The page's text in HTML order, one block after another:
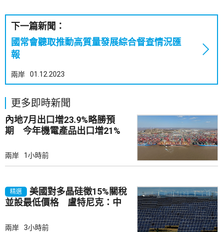
下一篇新聞：
國常會聽取推動高質量發展綜合督查情況匯
報
兩岸 01.12.2023
更多即時新聞
內地7月出口增23.9%略勝預
期 今年機電產品出口增21%
兩岸 1小時前
精選
美國對多晶硅徵15%關稅
並設最低價格 盧特尼克：中
兩岸 3小時前